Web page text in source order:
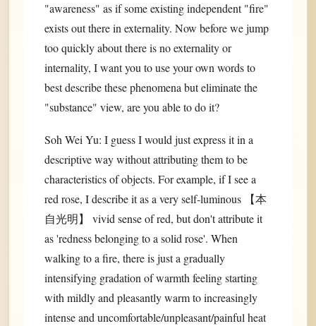
"awareness" as if some existing independent "fire"
exists out there in externality. Now before we jump
too quickly about there is no externality or
internality, I want you to use your own words to
best describe these phenomena but eliminate the
"substance" view, are you able to do it?
Soh Wei Yu: I guess I would just express it in a
descriptive way without attributing them to be
characteristics of objects. For example, if I see a
red rose, I describe it as a very self-luminous 【本
自光明】 vivid sense of red, but don't attribute it
as 'redness belonging to a solid rose'. When
walking to a fire, there is just a gradually
intensifying gradation of warmth feeling starting
with mildly and pleasantly warm to increasingly
intense and uncomfortable/unpleasant/painful heat